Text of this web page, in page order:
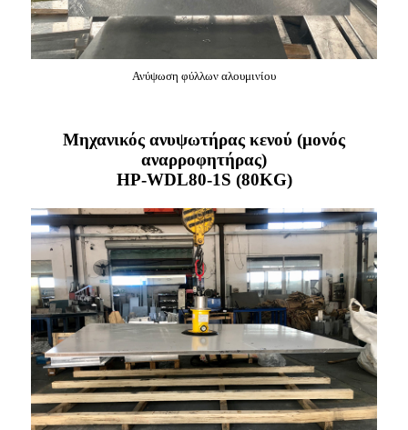
Ανύψωση φύλλων αλουμινίου
Μηχανικός ανυψωτήρας κενού (μονός
αναρροφητήρας)
HP-WDL80-1S (80KG)